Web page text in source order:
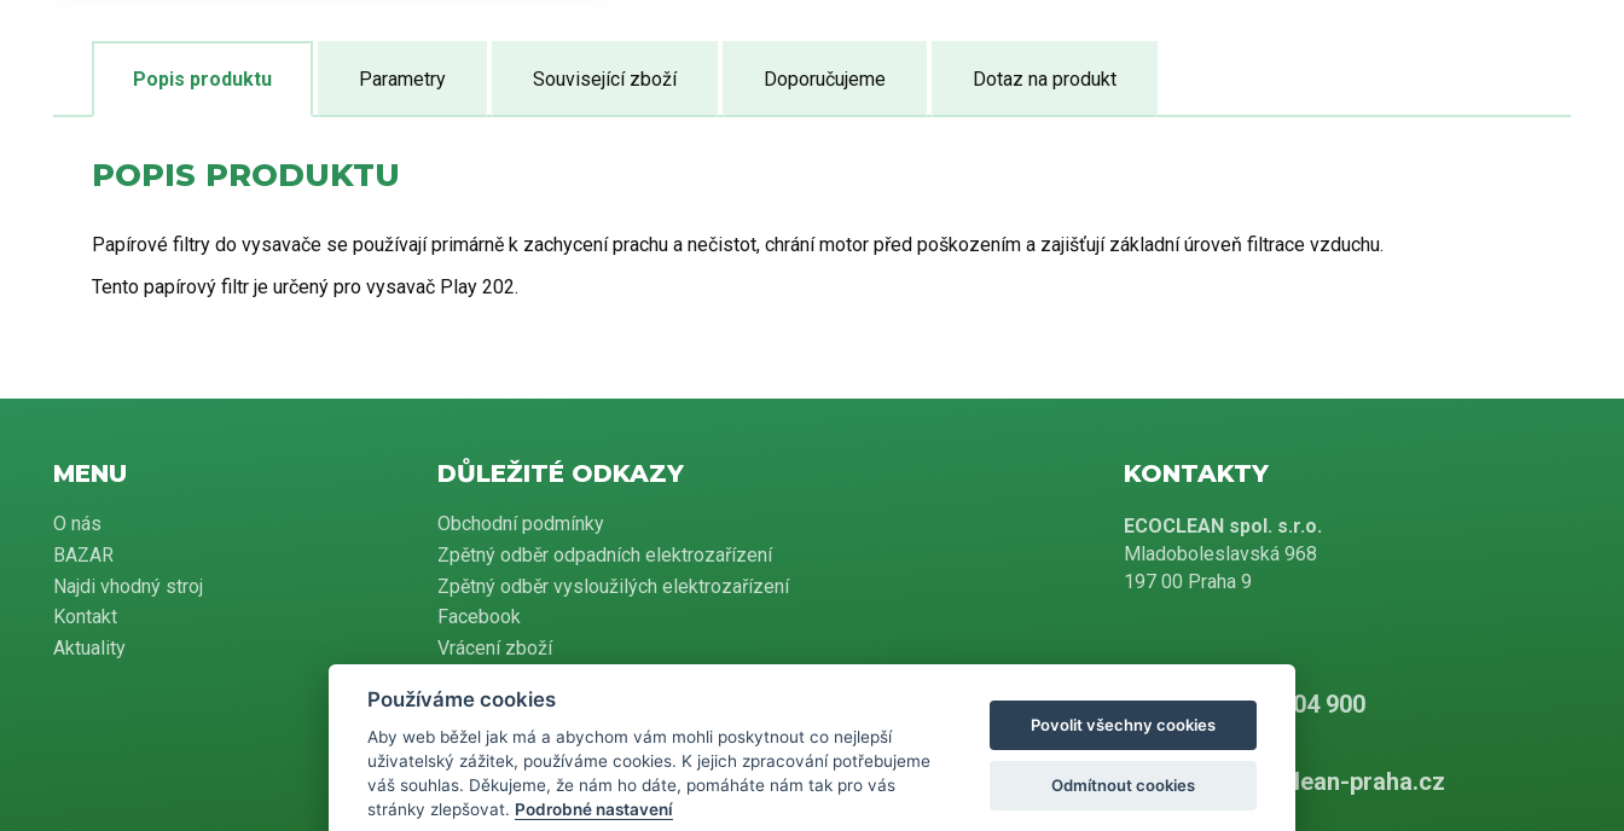
Popis produktu Parametry Související zboží Doporučujeme Dotaz na produkt
POPIS PRODUKTU
Papírové filtry do vysavače se používají primárně k zachycení prachu a nečistot, chrání motor před poškozením a zajišťují základní úroveň filtrace vzduchu.
Tento papírový filtr je určený pro vysavač Play 202.
MENU
O nás
BAZAR
Najdi vhodný stroj
Kontakt
Aktuality
DŮLEŽITÉ ODKAZY
Obchodní podmínky
Zpětný odběr odpadních elektrozařízení
Zpětný odběr vysloužilých elektrozařízení
Facebook
Vrácení zboží
KONTAKTY
ECOCLEAN spol. s.r.o.
Mladoboleslavská 968
197 00 Praha 9
+420 226 804 900
info@ecoclean-praha.cz
Podle zákona o evidenci tržeb je prodávající povinen vystavit kupujícímu účtenku. Zároveň je
povinen zaevidovat přijatou tržbu u správce daně online, v případě technického výpadku
pak nejpozději do 48 hodin.
Používáme cookies
Aby web běžel jak má a abychom vám mohli poskytnout co nejlepší
uživatelský zážitek, používáme cookies. K jejich zpracování potřebujeme
váš souhlas. Děkujeme, že nám ho dáte, pomáháte nám tak pro vás
stránky zlepšovat. Podrobné nastavení
Povolit všechny cookies
Odmítnout cookies